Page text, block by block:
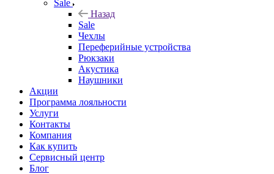
Sale
Назад
Sale
Чехлы
Переферийные устройства
Рюкзаки
Акустика
Наушники
Акции
Программа лояльности
Услуги
Контакты
Компания
Как купить
Сервисный центр
Блог